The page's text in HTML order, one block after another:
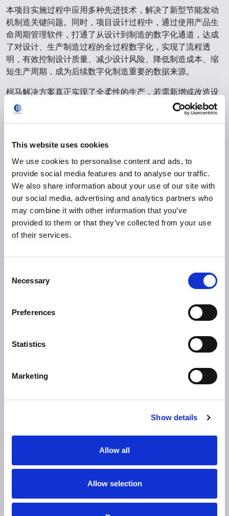
This website uses cookies
We use cookies to personalise content and ads, to
provide social media features and to analyse our traffic.
We also share information about your use of our site with
our social media, advertising and analytics partners who
may combine it with other information that you’ve
provided to them or that they’ve collected from your use
of their services.
Selection
Necessary
Preferences
Statistics
Marketing
Show details
Allow all
Allow selection
本项目实施过程中应用多种先进技术，解决了新型节能发动
机制造关键问题。同时，项目设计过程中，通过使用产品生
命周期管理软件，打通了从设计到制造的数字化通道，达成
了对设计、生产制造过程的全过程数字化，实现了流程透
明，有效控制设计质量、减少设计风险、降低制造成本、缩
短生产周期，成为后续数字化制造重要的数据来源。
柯马解决方案真正实现了全柔性的生产，若需新增或改造设
备，只用更改设备的程序和柔性快换工具即可实现多品种混
线生产，同时大幅度提高了发动机制造的自动化率。两种机
东风日产发动机管理负责人白忠金表示，“柯马团队证明了他
们具备完整自动化装配和机加工方面的独特能力。他们拥有
我们所需的技术体系和强大经验，使这个项目在预算和进度
方面都能保持竞争力。”
0